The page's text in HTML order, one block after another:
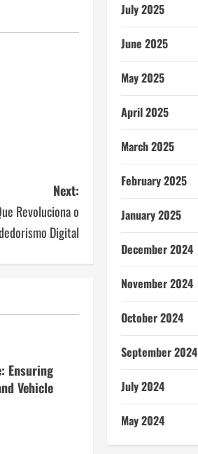
Next:
Revoluciona o
Digital
Ensuring
Vehicle
July 2025
June 2025
May 2025
April 2025
March 2025
February 2025
January 2025
December 2024
November 2024
October 2024
September 2024
July 2024
May 2024